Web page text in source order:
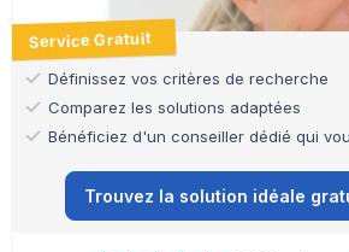
Service Gratuit
Définissez vos critères de recherche
Comparez les solutions adaptées
Bénéficiez d'un conseiller dédié qui
Trouvez la solution idéale